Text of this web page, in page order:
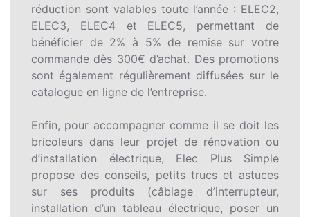
réduction sont valables toute l’année : ELEC2,
ELEC3, ELEC4 et ELEC5, permettant de
bénéficier de 2% à 5% de remise sur votre
commande dès 300€ d’achat. Des promotions
sont également régulièrement diffusées sur le
catalogue en ligne de l’entreprise.
Enfin, pour accompagner comme il se doit les
bricoleurs dans leur projet de rénovation ou
d’installation électrique, Elec Plus Simple
propose des conseils, petits trucs et astuces
sur ses produits (câblage d’interrupteur,
installation d’un tableau électrique, poser un